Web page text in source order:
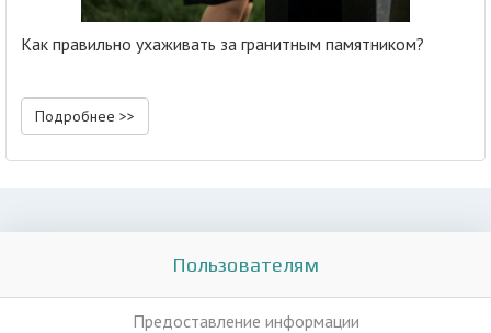
Как правильно ухаживать за гранитным памятником?
Подробнее >>
Пользователям
Предоставление информации